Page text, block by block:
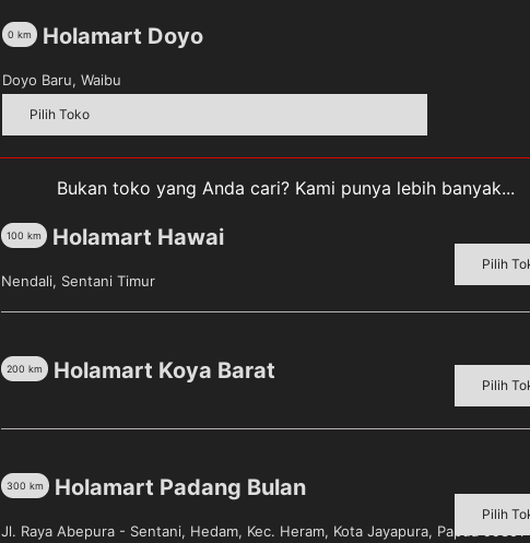
Holamart Doyo
0 km
Doyo Baru, Waibu
Pilih Toko
Bukan toko yang Anda cari? Kami punya lebih banyak...
Holamart Hawai
100 km
Nendali, Sentani Timur
Pilih
Holamart Koya Barat
200 km
Pilih
Holamart Padang Bulan
300 km
Jl. Raya Abepura - Sentani, Hedam, Kec. Heram, Kota Jayapura, Papua 99351
Pilih